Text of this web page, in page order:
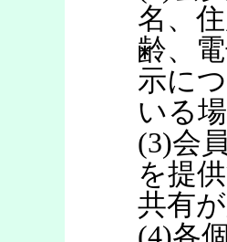
名、
齢、
示に
いる
(3)会
を提
共有